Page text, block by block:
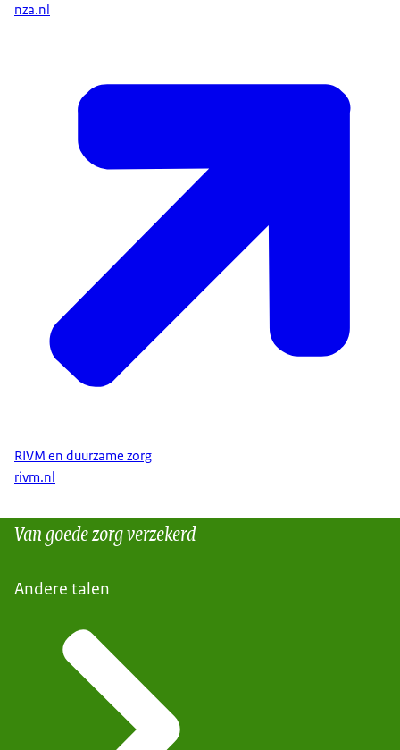
nza.nl
RIVM en duurzame zorg
rivm.nl
Van goede zorg verzekerd
Andere talen